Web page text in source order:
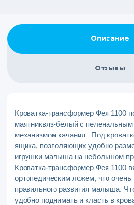
Описание
Отзывы
Кроватка-трансформер Фея 1100
маятниквяз-белый с
механизмом качания. Под
ящика, позволяющих удобно
игрушки малыша на небольшом
Кроватка-трансформер Фея 1100
ортопедическим ложем, что очень
правильного развития малыша.
удобно поднимать и класть в